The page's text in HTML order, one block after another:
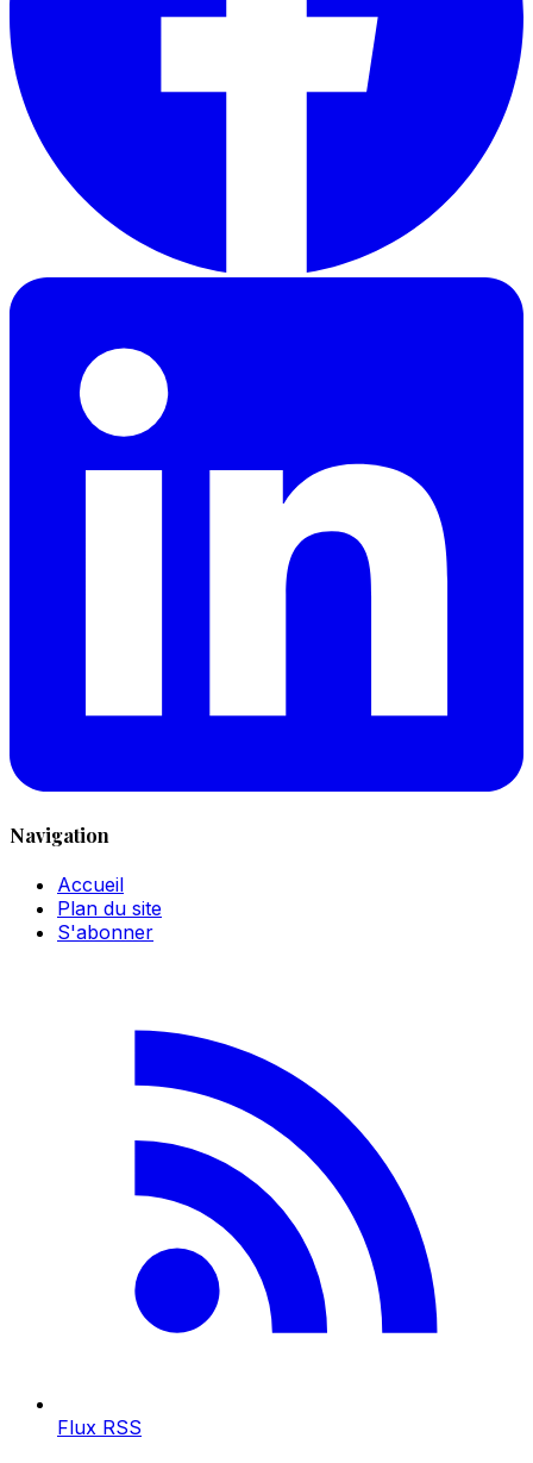
Navigation
Accueil
Plan du site
S'abonner
Flux RSS